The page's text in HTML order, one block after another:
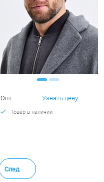
Опт: Узнать цену
Товар в наличии
След.